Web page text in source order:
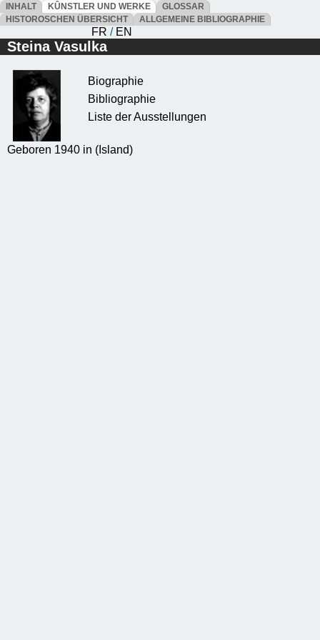
INHALT KÛNSTLER UND WERKE
GLOSSAR
HISTOROSCHEN ÜBERSICHT
ALLGEMEINE BIBLIOGRAPHIE
FR / EN
Steina Vasulka